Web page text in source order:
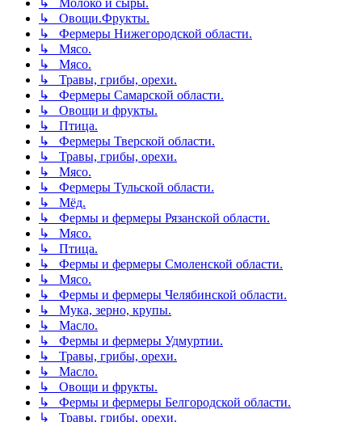
↳ Молоко и сыры.
↳ Овощи.Фрукты.
↳ Фермеры Нижегородской области.
↳ Мясо.
↳ Мясо.
↳ Травы, грибы, орехи.
↳ Фермеры Самарской области.
↳ Овощи и фрукты.
↳ Птица.
↳ Фермеры Тверской области.
↳ Травы, грибы, орехи.
↳ Мясо.
↳ Фермеры Тульской области.
↳ Мёд.
↳ Фермы и фермеры Рязанской области.
↳ Мясо.
↳ Птица.
↳ Фермы и фермеры Смоленской области.
↳ Мясо.
↳ Фермы и фермеры Челябинской области.
↳ Мука, зерно, крупы.
↳ Масло.
↳ Фермы и фермеры Удмуртии.
↳ Травы, грибы, орехи.
↳ Масло.
↳ Овощи и фрукты.
↳ Фермы и фермеры Белгородской области.
↳ Травы, грибы, орехи.